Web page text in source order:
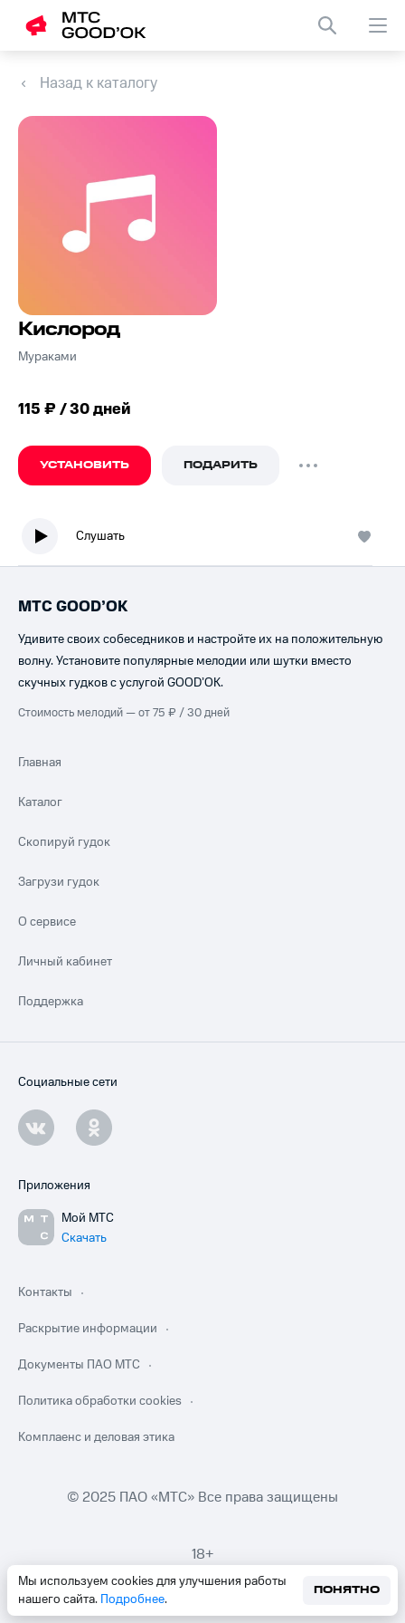
Назад к каталогу
Кислород
Мураками
115 ₽ / 30 дней
УСТАНОВИТЬ ПОДАРИТЬ
Слушать
Мы используем cookies для улучшения работы
нашего сайта. Подробнее.
ПОНЯТНО
МТС GOOD’OK
Удивите своих собеседников и настройте их на положительную
волну. Установите популярные мелодии или шутки вместо
скучных гудков с услугой GOOD’OK.
Стоимость мелодий — от 75 ₽ / 30 дней
Главная
Каталог
Скопируй гудок
Загрузи гудок
О сервисе
Личный кабинет
Поддержка
Социальные сети
Приложения
Мой МТС
Скачать
Контакты
Раскрытие информации
Документы ПАО МТС
Политика обработки cookies
Комплаенс и деловая этика
© 2025 ПАО «МТС» Все права защищены
18+